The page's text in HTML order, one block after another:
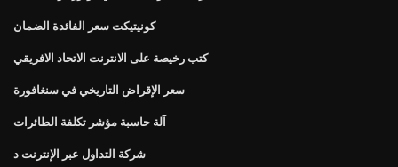
كونيتيكت سعر الفائدة الضمان
كتب رخيصة على الانترنت الاتحاد الافريقي
سعر الإقراض التاريخي في سنغافورة
آلة حاسبة مؤشر تكلفة الطائرات
شركة التداول عبر الإنترنت د